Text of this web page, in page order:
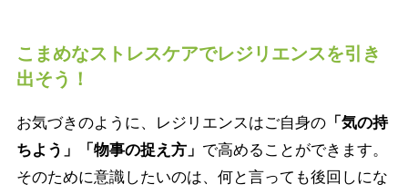
こまめなストレスケアでレジリエンスを引き
出そう！
お気づきのように、レジリエンスはご自身の「気の持
ちよう」「物事の捉え方」 で高めることができます。
そのために意識したいのは、何と言っても後回しにな